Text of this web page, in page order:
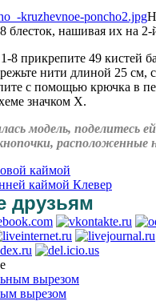
блесток, нашивая их на 2-
8 прикрепите 49 кистей
нити длиной 25 см,
с помощью крючка в
значком Х.
модель, поделитесь
расположенные
каймой
каймой Клевер
друзьям
вырезом